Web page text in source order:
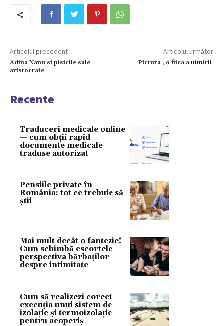
Articolul precedent
Adina Nanu si pisicile sale
aristocrate
Articolul următor
Pictura , o fiica a uimirii
Recente
Traduceri medicale online
— cum obții rapid
documente medicale
traduse autorizat
Pensiile private în
România: tot ce trebuie să
știi
Mai mult decât o fantezie!
Cum schimbă escortele
perspectiva bărbaților
despre intimitate
Cum să realizezi corect
execuția unui sistem de
izolație și termoizolație
pentru acoperiș